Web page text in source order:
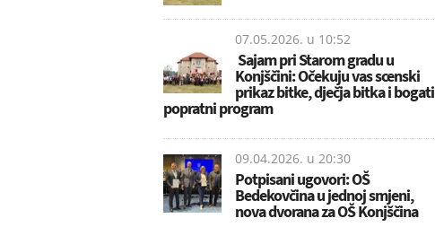
07.05.2026. u 10:52
Sajam pri Starom gradu u
Konjščini: Očekuju vas scenski
prikaz bitke, dječja bitka i bogati
popratni program
09.04.2026. u 20:30
Potpisani ugovori: OŠ
Bedekovčina u jednoj smjeni,
nova dvorana za OŠ Konjščina